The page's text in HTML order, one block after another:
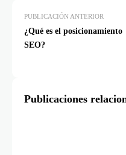
PUBLICACIÓN ANTERIOR
¿Qué es el posicionamiento
SEO?
Publicaciones